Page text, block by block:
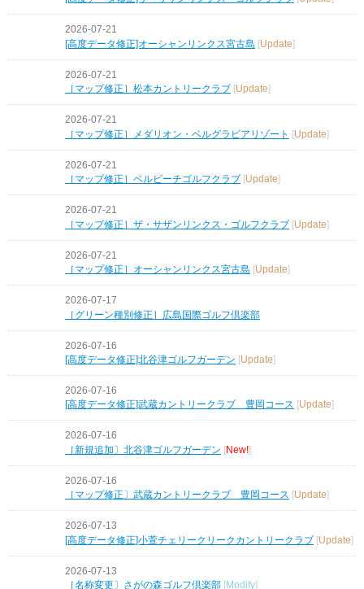
2026-07-21
[高度データ修正]オーシャンリンクス宮古島 [Update]
2026-07-21
［マップ修正］松本カントリークラブ
Update
2026-07-21
［マップ修正］メダリオン・ベルグラビアリゾート
[Update]
2026-07-21
［マップ修正］ベルビーチゴルフクラブ [Update]
2026-07-21
［マップ修正］ザ・サザンリンクス・ゴルフクラブ [Update]
2026-07-21
［マップ修正］オーシャンリンクス宮古島 [Update]
2026-07-17
［グリーン種別修正］広島国際ゴルフ倶楽部
2026-07-16
[高度データ修正]北谷津ゴルフガーデン [Update]
2026-07-16
[高度データ修正]武蔵カントリークラブ 豊岡コース
Update
2026-07-16
［新規追加〕北谷津ゴルフガーデン [New!]
2026-07-16
［マップ修正〕武蔵カントリークラブ 豊岡コース
Update
2026-07-13
[高度データ修正]小萱チェリークリークカントリークラブ [Update]
2026-07-13
［名称変更〕さがの森ゴルフ倶楽部
Modify